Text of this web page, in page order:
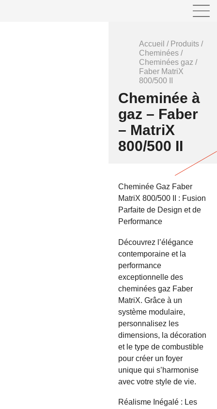
Accueil / Produits /
Cheminées /
Cheminées gaz /
Faber MatriX
800/500 II
Cheminée à
gaz – Faber
– MatriX
800/500 II
Cheminée Gaz Faber
MatriX 800/500 II : Fusion
Parfaite de Design et de
Performance
Découvrez l’élégance
contemporaine et la
performance
exceptionnelle des
cheminées gaz Faber
MatriX. Grâce à un
système modulaire,
personnalisez les
dimensions, la décoration
et le type de combustible
pour créer un foyer
unique qui s’harmonise
avec votre style de vie.
Réalisme Inégalé : Les